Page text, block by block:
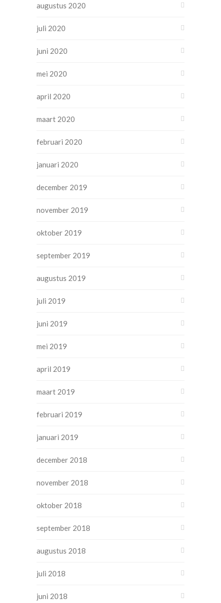
augustus 2020
juli 2020
juni 2020
mei 2020
april 2020
maart 2020
februari 2020
januari 2020
december 2019
november 2019
oktober 2019
september 2019
augustus 2019
juli 2019
juni 2019
mei 2019
april 2019
maart 2019
februari 2019
januari 2019
december 2018
november 2018
oktober 2018
september 2018
augustus 2018
juli 2018
juni 2018